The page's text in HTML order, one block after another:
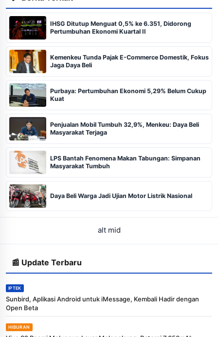
IHSG Ditutup Menguat 0,5% ke 6.351, Didorong
Pertumbuhan Ekonomi Kuartal II
Kemenkeu Tunda Pajak E-Commerce Domestik, Fokus
Jaga Daya Beli
Purbaya: Pertumbuhan Ekonomi 5,29% Belum Cukup
Kuat
Penjualan Mobil Tumbuh 32,9%, Menkeu: Daya Beli
Masyarakat Terjaga
LPS Bantah Fenomena Makan Tabungan: Simpanan
Masyarakat Tumbuh
Daya Beli Warga Jadi Ujian Motor Listrik Nasional
alt mid
📰 Update Terbaru
IPTEK
Sunbird, Aplikasi Android untuk iMessage, Kembali Hadir dengan
Open Beta
HIBURAN